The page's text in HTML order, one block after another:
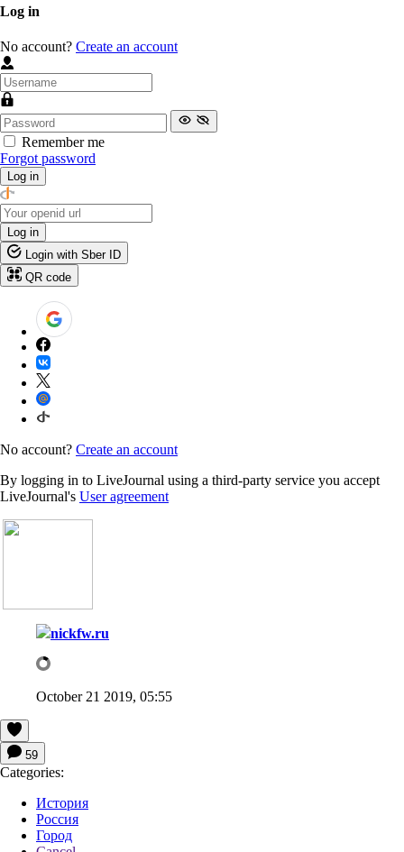
Log in
No account? Create an account
Remember me
Forgot password
Log in
Log in
Login with Sber ID
QR code
No account? Create an account
By logging in to LiveJournal using a third-party service you accept
LiveJournal's User agreement
nickfw.ru
October 21 2019, 05:55
59
Categories:
История
Россия
Город